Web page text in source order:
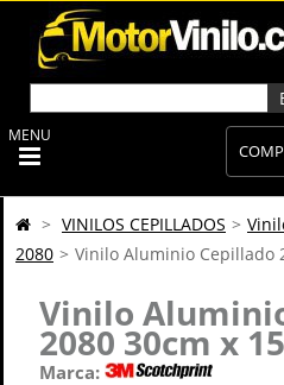
MENU
> VINILOS CEPILLADOS >
2080 > Vinilo Aluminio Cepillado
Vinilo
2080 30cm x
Marca: